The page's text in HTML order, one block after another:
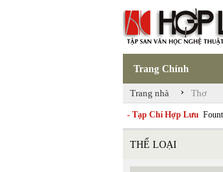
Trang Chính
Trang nhà › Thơ
- Tạp Chí Hợp Lưu
THỂ LOẠI